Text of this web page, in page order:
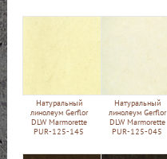
Натуральный
линолеум Gerflor
DLW Marmorette
PUR-125-145
Натуральный
линолеум Gerflor
DLW Marmorette
PUR-125-045